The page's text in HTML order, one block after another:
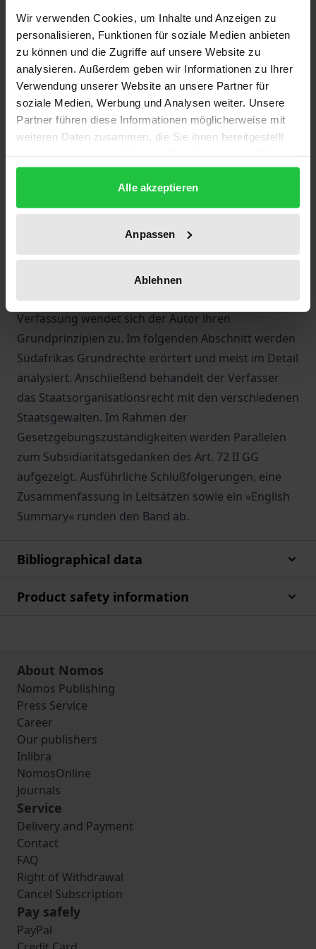
Wir verwenden Cookies, um Inhalte und Anzeigen zu
personalisieren, Funktionen für soziale Medien anbieten
zu können und die Zugriffe auf unsere Website zu
analysieren. Außerdem geben wir Informationen zu Ihrer
Verwendung unserer Website an unsere Partner für
soziale Medien, Werbung und Analysen weiter. Unsere
Partner führen diese Informationen möglicherweise mit
weiteren Daten zusammen, die Sie ihnen bereitgestellt
gesammelt haben.
Alle akzeptieren
Anpassen
Ablehnen
Die neue, sogenannte »endgültige« Verfassung der
Republik Südafrika hat 1997 die Interimsverfassung
aus dem Jahr 1993 abgelöst. Der Verfasser analysiert
ihre zentralen Teile und vergleicht dabei das
südafrikanische Verfassungssystem samt ersten
verfassungsrechtlichen Entscheidungen mit
Länder, insbesondere dem deutschen Grundgesetz.
politikwissenschaftlichen Einordnung des
südafrikanischen Verfassungssystems runden das
Nach einem kurzen Abriß der Entstehung der neuen
Verfassung wendet sich der Autor ihren
Grundprinzipien zu. Im folgenden Abschnitt werden
Südafrikas Grundrechte erörtert und meist im Detail
analysiert. Anschließend behandelt der Verfasser
das Staatsorganisationsrecht mit den verschiedenen
Staatsgewalten. Im Rahmen der
Gesetzgebungszuständigkeiten werden Parallelen
zum Subsidiaritätsgedanken des Art. 72 II GG
aufgezeigt. Ausführliche Schlußfolgerungen, eine
Zusammenfassung in Leitsätzen sowie ein »English
Summary« runden den Band ab.
Bibliographical data
Product safety information
About Nomos
Nomos Publishing
Press Service
Career
Our publishers
Inlibra
NomosOnline
Journals
Service
Delivery and Payment
Contact
FAQ
Right of Withdrawal
Cancel Subscription
Pay safely
PayPal